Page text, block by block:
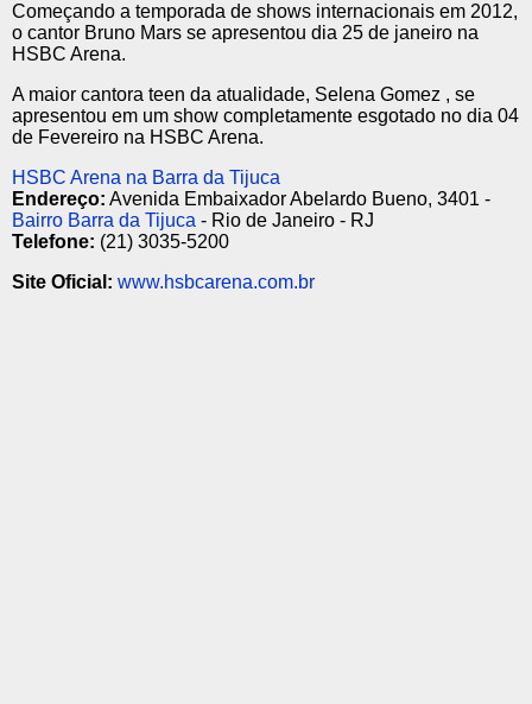
Começando a temporada de shows internacionais em 2012,
o cantor Bruno Mars se apresentou dia 25 de janeiro na
HSBC Arena.
A maior cantora teen da atualidade, Selena Gomez , se
apresentou em um show completamente esgotado no dia 04
de Fevereiro na HSBC Arena.
HSBC Arena na Barra da Tijuca
Endereço: Avenida Embaixador Abelardo Bueno, 3401 -
Bairro Barra da Tijuca - Rio de Janeiro - RJ
Telefone: (21) 3035-5200
Site Oficial: www.hsbcarena.com.br